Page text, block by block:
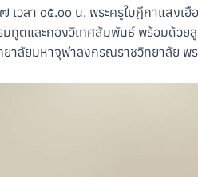
วลา ๐๕.๐๐ น. พระครูใบฎีกาแสงเ
มทูตและกองวิเทศสัมพันธ์ พร้อมด้ว
าลัยมหาจุฬาลงกรณราชวิทยาลัย พ